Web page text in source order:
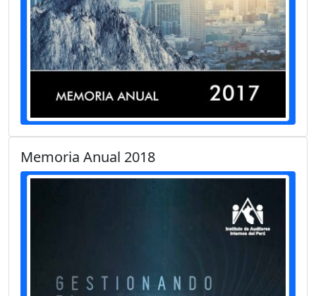
Memoria Anual 2018